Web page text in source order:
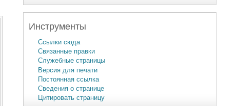
Инструменты
Ссылки сюда
Связанные правки
Служебные страницы
Версия для печати
Постоянная ссылка
Сведения о странице
Цитировать страницу